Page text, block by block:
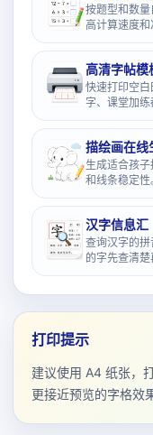
按题型和数
高计算速度和
高清字帖模
快速打印空
字、课堂加练
描绘画在线
生成适合孩
和线条稳定性
汉字信息汇
查询汉字的
的字先查清楚
打印提示
建议使用 A4 纸张，
更接近预览的字格效